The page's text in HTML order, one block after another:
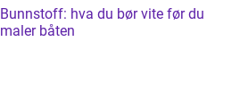
Bunnstoff: hva du bør vite før du
maler båten